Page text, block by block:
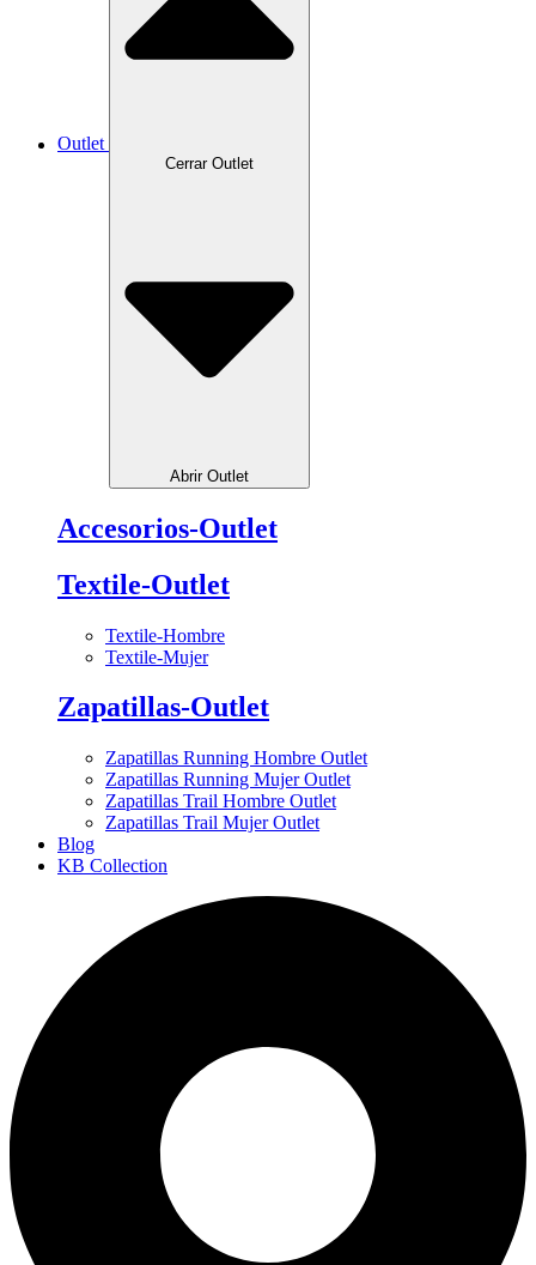
Outlet
Cerrar Outlet
Abrir Outlet
Accesorios-Outlet
Textile-Outlet
Textile-Hombre
Textile-Mujer
Zapatillas-Outlet
Zapatillas Running Hombre Outlet
Zapatillas Running Mujer Outlet
Zapatillas Trail Hombre Outlet
Zapatillas Trail Mujer Outlet
Blog
KB Collection